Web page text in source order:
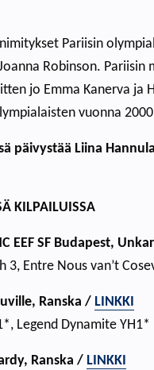
Pariisin
Robinson.
jo Emma Kanerva ja
vuonna
päivystää Liina Hannula
KILPAILUISSA
EEF SF Budapest,
3, Entre Nous van’t
Ranska / LINKKI
Legend Dynamite YH1*
Ranska / LINKKI